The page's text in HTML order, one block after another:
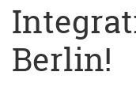
Berlin!